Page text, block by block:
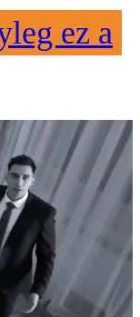
ez a